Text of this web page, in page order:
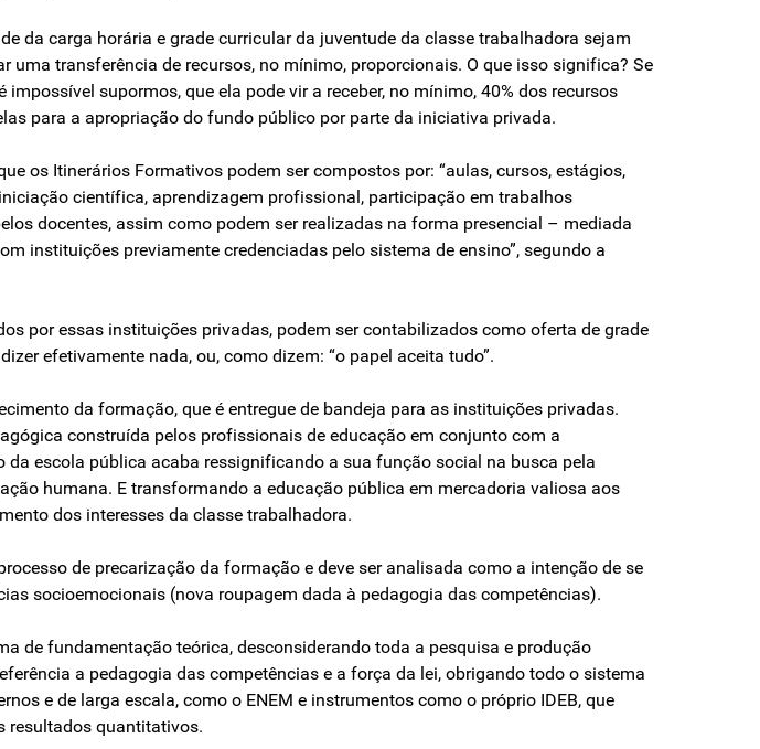
da carga horária e grade curricular da juventude da classe trabalhadora sejam
transferência de recursos, no mínimo, proporcionais. O que isso significa? Se
supormos, que ela pode vir a receber, no mínimo, 40% dos recursos
para a apropriação do fundo público por parte da iniciativa privada.
os Itinerários Formativos podem ser compostos por: “aulas, cursos, estágios,
científica, aprendizagem profissional, participação em trabalhos
docentes, assim como podem ser realizadas na forma presencial – mediada
instituições previamente credenciadas pelo sistema de ensino”, segundo a
por essas instituições privadas, podem ser contabilizados como oferta de grade
efetivamente nada, ou, como dizem: “o papel aceita tudo”.
da formação, que é entregue de bandeja para as instituições privadas.
construída pelos profissionais de educação em conjunto com a
escola pública acaba ressignificando a sua função social na busca pela
humana. E transformando a educação pública em mercadoria valiosa aos
dos interesses da classe trabalhadora.
de precarização da formação e deve ser analisada como a intenção de se
socioemocionais (nova roupagem dada à pedagogia das competências).
de fundamentação teórica, desconsiderando toda a pesquisa e produção
a pedagogia das competências e a força da lei, obrigando todo o sistema
e de larga escala, como o ENEM e instrumentos como o próprio IDEB, que
resultados quantitativos.